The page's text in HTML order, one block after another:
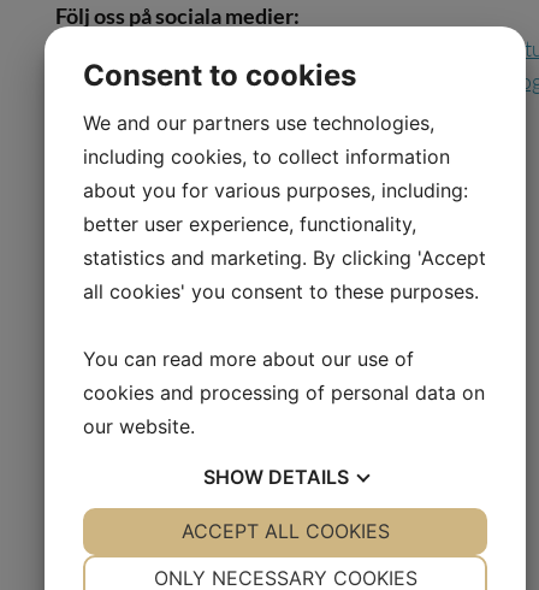
Följ oss på sociala medier:
https://www.facebook.com/
LinkedIn:https://www.linkedin.com/company/
venture/
Twitter:
https://twitter.com/OncologyVenture
Framåtblickande uttalanden
Detta tillkännagivande inkluderar
framåtblickande uttalanden som inbegriper
av vilka många ligger utanför vår kontroll, vilket
kan få det faktiska resultatet att avvika
väsentligt från de resultat som diskuteras i de
framåtblickande uttalandena. Framåtblickande
uttalanden inkluderar uttalanden om våra
planer, målsättningar, mål, framtida händelser,
prestanda och/eller annan information som
inte är historisk information. Alla sådana
Consent to cookies
We and our partners use technologies,
including cookies, to collect information
about you for various purposes, including:
better user experience, functionality,
statistics and marketing. By clicking 'Accept
all cookies' you consent to these purposes.
You can read more about our use of
cookies and processing of personal data on
our website.
SHOW DETAILS
YES NO YES NO
ONLY NECESSARY COOKIES
ACCEPT ALL COOKIES